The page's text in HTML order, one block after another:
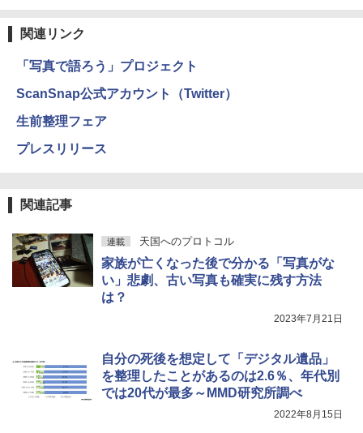
関連リンク
「写真で語ろう」プロジェクト
ScanSnap公式アカウント（Twitter）
生前整理フェア
プレスリリース
関連記事
連載 天国へのプロトコル
家族が亡くなった後で分かる「写真がな
い」悲劇、古い写真も確実に残す方法
は？
2023年7月21日
自分の死後を想定して「デジタル遺品」
を整理したことがあるのは2.6％、年代別
では20代が最多～MMD研究所調べ
2022年8月15日